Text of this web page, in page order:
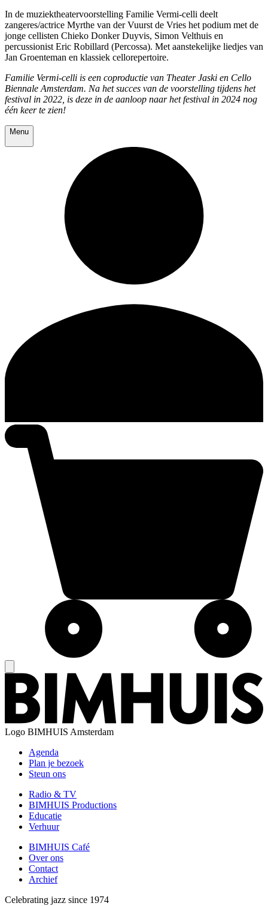
In de muziektheatervoorstelling Familie Vermi-celli deelt
zangeres/actrice Myrthe van der Vuurst de Vries het podium met de
jonge cellisten Chieko Donker Duyvis, Simon Velthuis en
percussionist Eric Robillard (Percossa). Met aanstekelijke liedjes van
Jan Groenteman en klassiek cellorepertoire.
Familie Vermi-celli is een coproductie van Theater Jaski en Cello
Biennale Amsterdam. Na het succes van de voorstelling tijdens het
festival in 2022, is deze in de aanloop naar het festival in 2024 nog
één keer te zien!
Menu
Logo BIMHUIS Amsterdam
Agenda
Plan je bezoek
Steun ons
Radio & TV
BIMHUIS Productions
Educatie
Verhuur
BIMHUIS Café
Over ons
Contact
Archief
Celebrating jazz since 1974